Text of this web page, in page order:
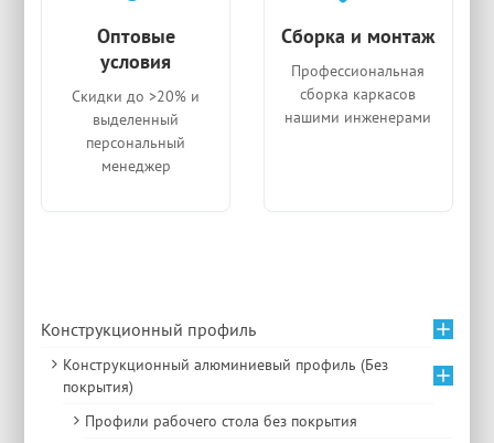
Оптовые
условия
Скидки до >20% и
выделенный
персональный
менеджер
Сборка и монтаж
Профессиональная
сборка каркасов
нашими инженерами
Конструкционный профиль
Конструкционный алюминиевый профиль (Без
покрытия)
Профили рабочего стола без покрытия